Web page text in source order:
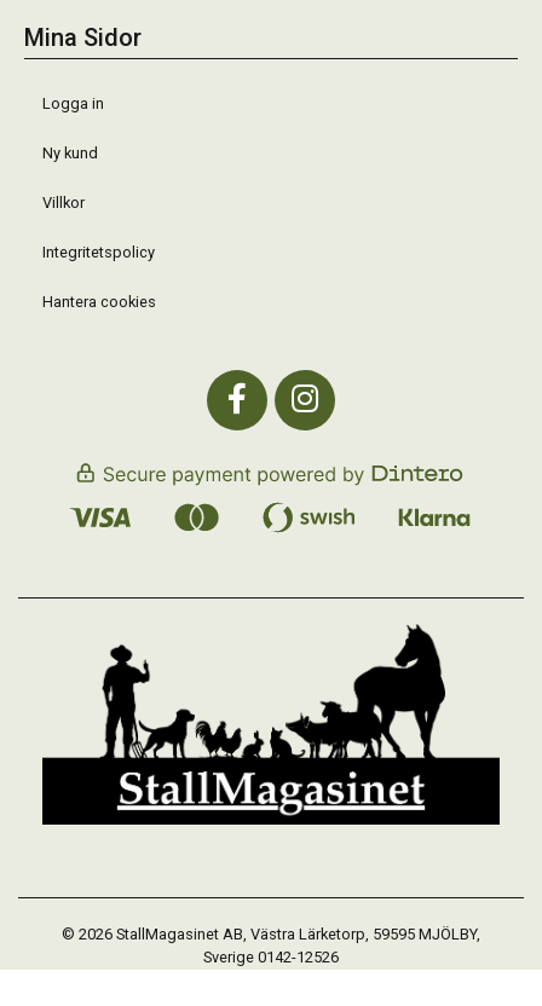
Mina Sidor
Logga in
Ny kund
Villkor
Integritetspolicy
Hantera cookies
© 2026 StallMagasinet AB, Västra Lärketorp, 59595 MJÖLBY,
Sverige 0142-12526